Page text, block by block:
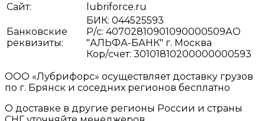
Сайт:
lubriforce.ru
Банковские
реквизиты:
БИК: 044525593
Р/с: 40702810901090000509АО
"АЛЬФА-БАНК" г. Москва
Кор/счет: 30101810200000000593
ООО «Лубрифорс» осуществляет доставку грузов
по г. Брянск и соседних регионов бесплатно
О доставке в другие регионы России и страны